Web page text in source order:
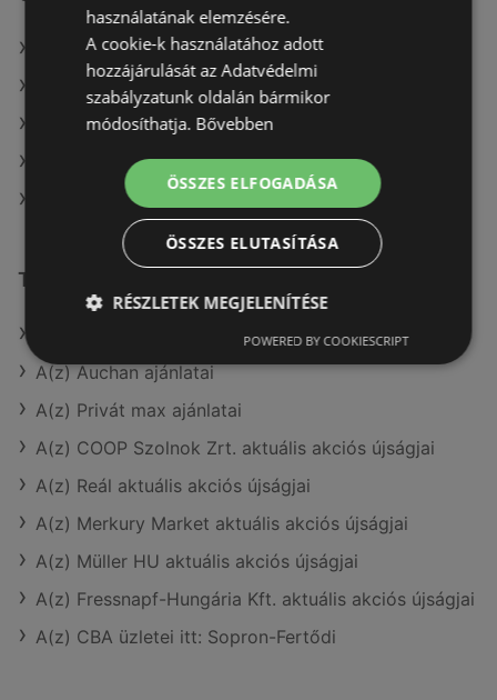
CBA itt: Kisteleki
CBA itt: Mezőkovácsházi
CBA itt: Szentesi
CBA itt: Tamási
CBA itt: Szentendrei
További linkek
A(z) Auchan ajánlatai
A(z) Privát max ajánlatai
A(z) COOP Szolnok Zrt. aktuális akciós újságjai
A(z) Reál aktuális akciós újságjai
A(z) Merkury Market aktuális akciós újságjai
A(z) Müller HU aktuális akciós újságjai
A(z) Fressnapf-Hungária Kft. aktuális akciós újságjai
A(z) CBA üzletei itt: Sopron-Fertődi
használatának elemzésére.
A cookie-k használatához adott
hozzájárulását az Adatvédelmi
szabályzatunk oldalán bármikor
módosíthatja. Bővebben
ÖSSZES ELFOGADÁSA
ÖSSZES ELUTASÍTÁSA
RÉSZLETEK MEGJELENÍTÉSE
POWERED BY COOKIESCRIPT